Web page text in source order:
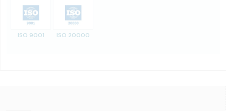
ISO 9001 ISO 20000